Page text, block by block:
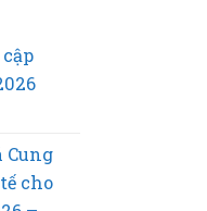
Cung
cho